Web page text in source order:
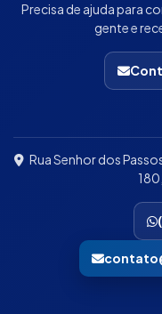
Precisa de ajuda para
gente e
Rua Senhor dos